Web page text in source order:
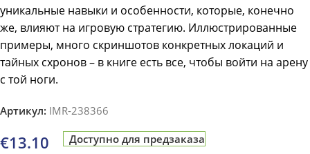
уникальные навыки и особенности, которые, конечно
же, влияют на игровую стратегию. Иллюстрированные
примеры, много скриншотов конкретных локаций и
тайных схронов – в книге есть все, чтобы войти на арену
с той ноги.
Артикул: IMR-238366
€13.10 Доступно для предзаказа